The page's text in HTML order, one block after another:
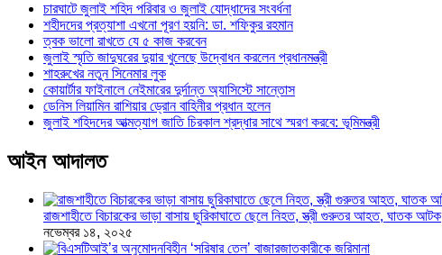
চারঘাটে জুলাই শহিদ পরিবার ও জুলাই যোদ্ধাদের সংবর্ধনা
শহীদদের প্রত্যাশা এখনো পূরণ হয়নি: ডা. শফিকুর রহমান
ত্বক ভালো রাখতে যে ৫ কাজ করবেন
জুলাই স্মৃতি জাদুঘরের দুয়ার খুলেছে উদ্বোধন করলেন প্রধানমন্ত্রী
শাহরুখের নতুন সিনেমার লুক
কোয়ার্টার ফাইনালে নেইমারের দুর্দান্ত অ্যাসিস্টে সান্তোস
ডেনিস লিয়ামিন রাশিয়ার ড্রোন বাহিনীর প্রধান হলেন
জুলাই শহিদদের আত্মত্যাগ জাতি চিরকাল শ্রদ্ধার সাথে স্মরণ করবে: ভূমিমন্ত্রী
আইন আদালত
রাজশাহীতে বিচারকের ভাড়া বাসায় ছুরিকাঘাতে ছেলে নিহত, স্ত্রী গুরুতর আহত, ঘাতক আটক
নভেম্বর ১৪, ২০২৫